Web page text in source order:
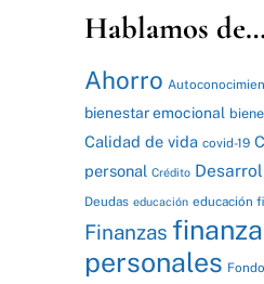
Hablamos de…
Ahorro
bienestar emocional
Calidad de vida covid-19
personal Crédito
Deudas educación educación
Finanzas
personales